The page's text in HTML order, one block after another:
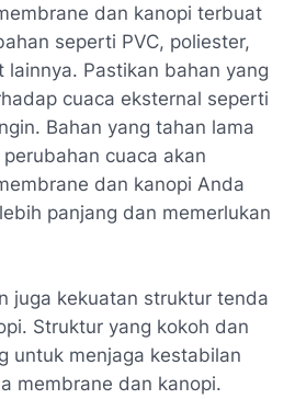
dan kanopi terbuat
seperti PVC, poliester,
lainnya. Pastikan bahan yang
cuaca eksternal seperti
Bahan yang tahan lama
cuaca akan
dan kanopi Anda
panjang dan memerlukan
juga kekuatan struktur tenda
Struktur yang kokoh dan
untuk menjaga kestabilan
membrane dan kanopi.